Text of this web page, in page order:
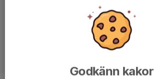
Godkänn kakor